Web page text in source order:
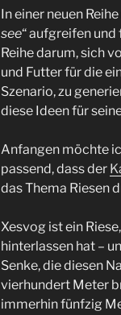
In einer neuen
see“ aufgreifen und
Reihe darum, sich
und Futter für die
Szenario, zu
diese Ideen für
Anfangen möchte
passend, dass der
das Thema Riesen
Xesvog ist ein
hinterlassen hat –
Senke, die diesen
vierhundert Meter
immerhin fünfzig